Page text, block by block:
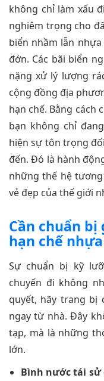
không chỉ làm xấu
nghiêm trọng cho
biển nhầm lẫn
đớn. Các bãi biển
nặng xử lý lượng
cộng đồng địa
hạn chế. Bằng cách
bạn không chỉ đang
hiện sự tôn trọng
đến. Đó là hành
những thế hệ
vẻ đẹp của thế giới
Cần chuẩn
hạn chế
Sự chuẩn bị kỹ
chuyến đi không
quyết, hãy trang bị
ngay từ nhà. Đây
tạp, mà là những
lớn.
Bình nước tái sử